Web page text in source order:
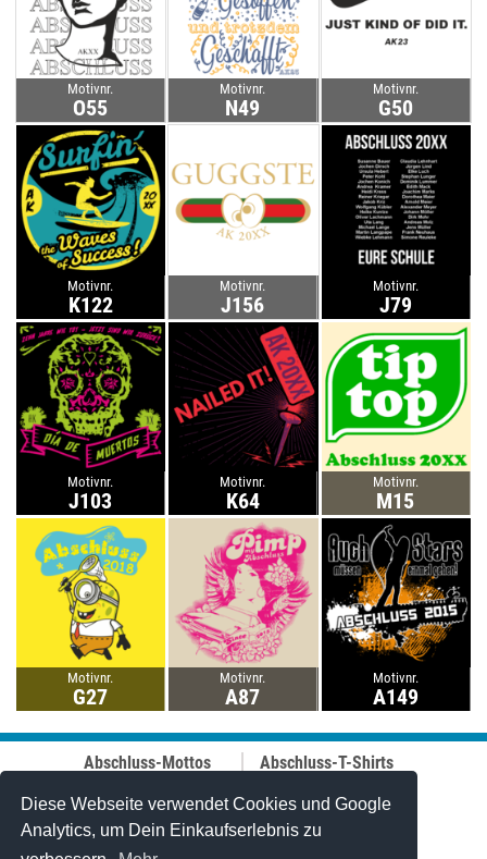
Diese Webseite verwendet Cookies und Google
Analytics, um Dein Einkaufserlebnis zu
Motivnr.
O55
Motivnr.
N49
Motivnr.
G50
Motivnr.
K122
Motivnr.
J156
Motivnr.
J79
Motivnr.
J103
Motivnr.
K64
Motivnr.
M15
Motivnr.
G27
Motivnr.
A87
Motivnr.
A149
Abschluss-Mottos
Abi-Mottos
Lehrer-Motive
Abschluss-T-Shirts
Best-Price-
Abschlussshirts